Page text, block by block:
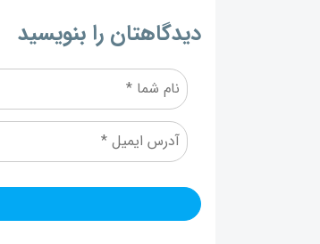
دیدگاهتان را بنویسید